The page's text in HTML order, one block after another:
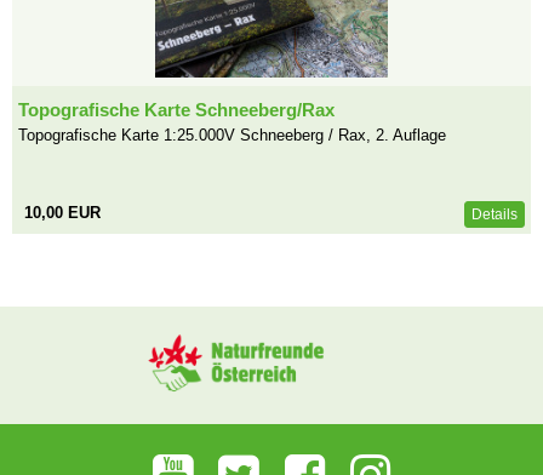
Topografische Karte Schneeberg/Rax
Topografische Karte 1:25.000V Schneeberg / Rax, 2. Auflage
10,00 EUR Details